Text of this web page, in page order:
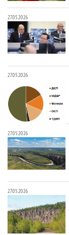
27.05.2026
27.05.2026
27.05.2026
27.05.2026